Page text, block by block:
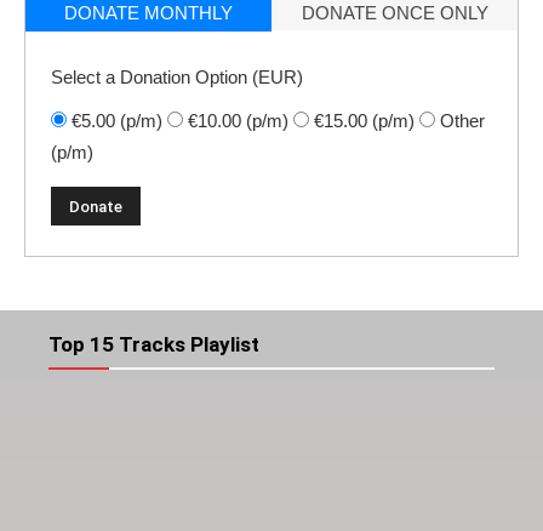
DONATE MONTHLY DONATE ONCE ONLY
Select a Donation Option (EUR)
€5.00 (p/m) €10.00 (p/m) €15.00 (p/m)
Other
(p/m)
Top 15 Tracks Playlist